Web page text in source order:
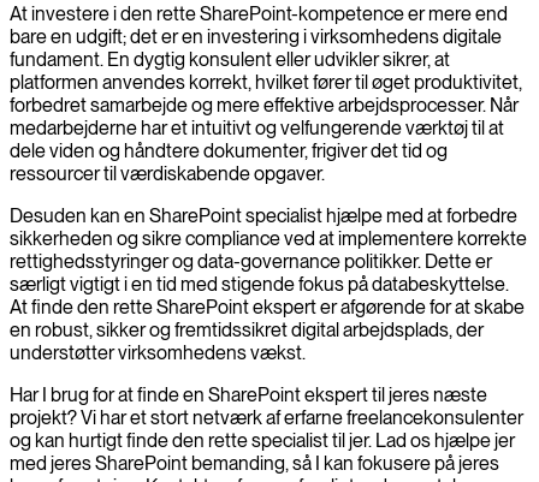
At investere i den rette SharePoint-kompetence er mere end
bare en udgift; det er en investering i virksomhedens digitale
fundament. En dygtig konsulent eller udvikler sikrer, at
platformen anvendes korrekt, hvilket fører til øget produktivitet,
forbedret samarbejde og mere effektive arbejdsprocesser. Når
medarbejderne har et intuitivt og velfungerende værktøj til at
dele viden og håndtere dokumenter, frigiver det tid og
ressourcer til værdiskabende opgaver.
Desuden kan en SharePoint specialist hjælpe med at forbedre
sikkerheden og sikre compliance ved at implementere korrekte
rettighedsstyringer og data-governance politikker. Dette er
særligt vigtigt i en tid med stigende fokus på databeskyttelse.
At finde den rette SharePoint ekspert er afgørende for at skabe
en robust, sikker og fremtidssikret digital arbejdsplads, der
understøtter virksomhedens vækst.
Har I brug for at finde en SharePoint ekspert til jeres næste
projekt? Vi har et stort netværk af erfarne freelancekonsulenter
og kan hurtigt finde den rette specialist til jer. Lad os hjælpe jer
med jeres SharePoint bemanding, så I kan fokusere på jeres